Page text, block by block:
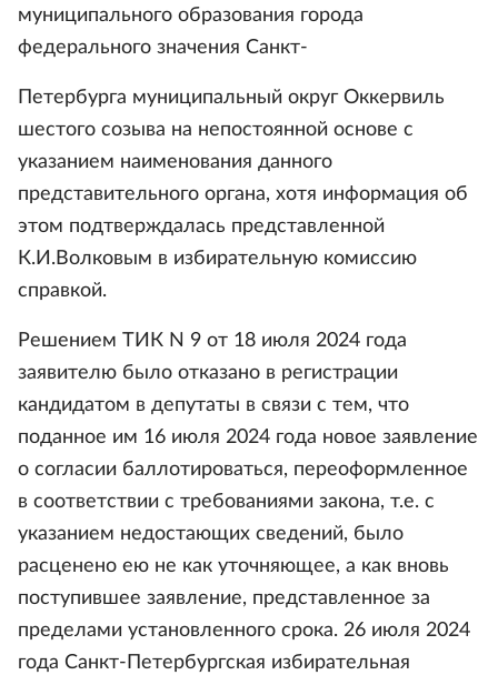
муниципального образования города
федерального значения Санкт-
Петербурга муниципальный округ Оккервиль
шестого созыва на непостоянной основе с
указанием наименования данного
представительного органа, хотя информация об
этом подтверждалась представленной
К.И.Волковым в избирательную комиссию
справкой.
Решением ТИК N 9 от 18 июля 2024 года
заявителю было отказано в регистрации
кандидатом в депутаты в связи с тем, что
поданное им 16 июля 2024 года новое заявление
о согласии баллотироваться, переоформленное
в соответствии с требованиями закона, т.е. с
указанием недостающих сведений, было
расценено ею не как уточняющее, а как вновь
поступившее заявление, представленное за
пределами установленного срока. 26 июля 2024
года Санкт-Петербургская избирательная